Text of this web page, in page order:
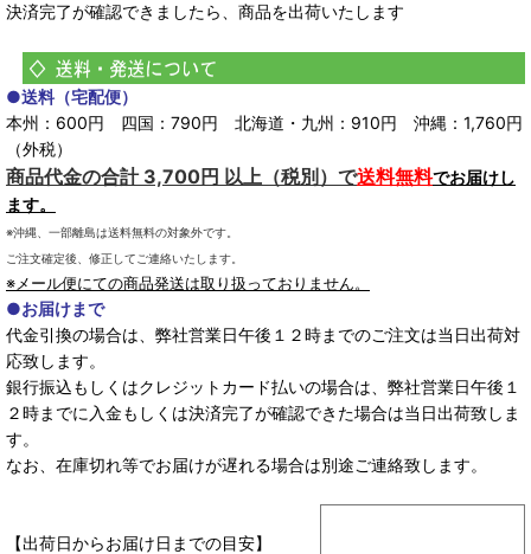
決済完了が確認できましたら、商品を出荷いたします
●送料（宅配便）
本州：600円 四国：790円 北海道・九州：910円 沖縄：1,760円
（外税）
商品代金の合計 3,700円 以上（税別）で送料無料でお届けし
ます。
※沖縄、一部離島は送料無料の対象外です。
ご注文確定後、修正してご連絡いたします。
※メール便にての商品発送は取り扱っておりません。
●お届けまで
代金引換の場合は、弊社営業日午後１２時までのご注文は当日出荷対
応致します。
銀行振込もしくはクレジットカード払いの場合は、弊社営業日午後１
２時までに入金もしくは決済完了が確認できた場合は当日出荷致しま
す。
なお、在庫切れ等でお届けが遅れる場合は別途ご連絡致します。
【出荷日からお届け日までの目安】